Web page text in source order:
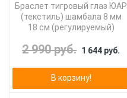
Браслет тигровый глаз ЮАР
(текстиль) шамбала 8 мм
18 см (регулируемый)
2 990 руб. 1 644 руб.
В корзину!